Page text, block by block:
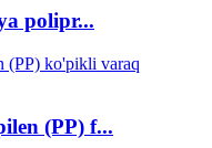
polipr...
(PP) f...